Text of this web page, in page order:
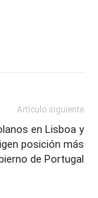
Artículo siguiente
en Lisboa y
posición más
de Portugal